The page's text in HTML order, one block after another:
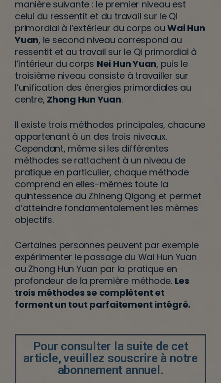
manière suivante : le premier niveau est
celui du ressentit et du travail sur le Qi
primordial à l’extérieur du corps ouWai Hun
Yuan, le second niveau correspond au
ressentit et au travail sur le Qi primordial à
l’intérieur du corps Nei Hun Yuan, puis le
troisième niveau consiste à travailler sur
l’unification des énergies primordiales au
centre, Zhong Hun Yuan.
Il existe trois méthodes principales, chacune
appartenant à un des trois niveaux.
Cependant, même si les différentes
méthodes se rattachent à un niveau de
pratique en particulier, chaque méthode
comprend en elles-mêmes toute la
quintessence du Zhineng Qigong et permet
d’atteindre fondamentalement les mêmes
objectifs.
Certaines personnes peuvent par exemple
expérimenter le passage du Wai Hun Yuan
au Zhong Hun Yuan par la pratique en
profondeur de la première méthode. Les
trois méthodes se complètent et
forment un tout parfaitement intégré.
Pour consulter la suite de cet
article, veuillez souscrire à notre
abonnement annuel.